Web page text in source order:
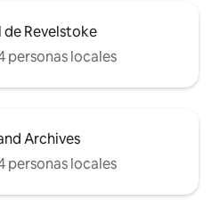
de Revelstoke
personas locales
Archives
personas locales